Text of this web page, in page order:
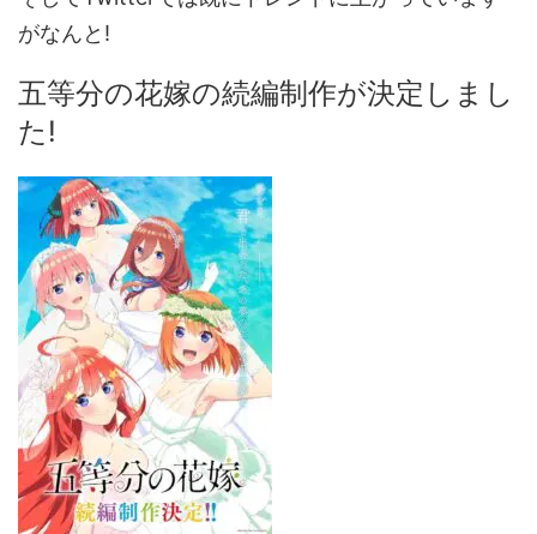
がなんと!
五等分の花嫁の続編制作が決定 しまし
た!